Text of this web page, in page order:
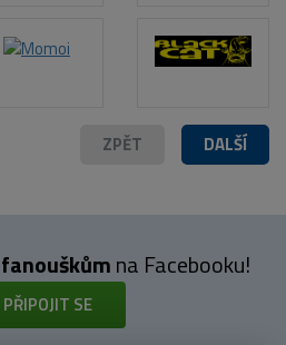
DALŠÍ
ZPĚT
fanouškůmna Facebooku!
PŘIPOJIT SE